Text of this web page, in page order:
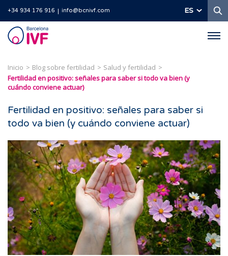
+34 934 176 916 info@bcnivf.com ES
Barcelona
IVF
Inicio Blog sobre fertilidad
Salud y fertilidad
Fertilidad en positivo: señales para saber si todo va bien (y
cuándo conviene actuar)
Fertilidad en positivo: señales para saber si
todo va bien (y cuándo conviene actuar)